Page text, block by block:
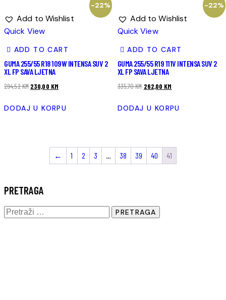
-22%
Add to Wishlist
Quick View
ADD TO CART
GUMA 255/55 R18 109W INTENSA SUV 2
XL FP SAVA LJETNA
294,52KM 230,00 KM
DODAJ U KORPU
-22%
Add to Wishlist
Quick View
ADD TO CART
GUMA 255/55 R19 111V INTENSA SUV 2
XL FP SAVA LJETNA
335,70KM 262,00 KM
DODAJ U KORPU
← 1 2 3 … 38 39 40 41
PRETRAGA